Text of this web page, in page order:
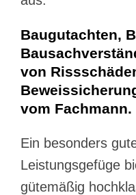
Baugutachten,
von
vom Fachmann.
Ein besonders
Leistungsgefüge
gütemäßig